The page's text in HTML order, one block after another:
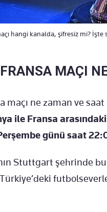
hangi kanalda, şifresiz mi? İşte
MAÇI
maçı ne zaman ve
ile Fransa
günü saat
Stuttgart şehrinde